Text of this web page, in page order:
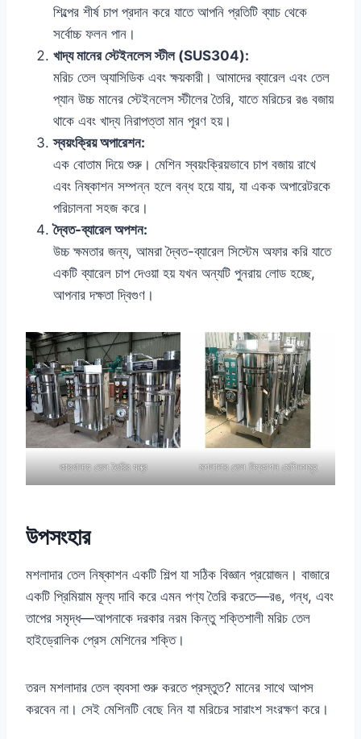
শিল্পের শীর্ষ চাপ প্রদান করে যাতে আপনি প্রতিটি ব্যাচ থেকে
সর্বোচ্চ ফলন পান।
খাদ্য মানের স্টেইনলেস স্টীল (SUS304):
মরিচ তেল অ্যাসিডিক এবং ক্ষয়কারী। আমাদের ব্যারেল এবং তেল
প্যান উচ্চ মানের স্টেইনলেস স্টীলের তৈরি, যাতে মরিচের রঙ বজায়
থাকে এবং খাদ্য নিরাপত্তা মান পূরণ হয়।
স্বয়ংক্রিয় অপারেশন:
এক বোতাম দিয়ে শুরু। মেশিন স্বয়ংক্রিয়ভাবে চাপ বজায় রাখে
এবং নিষ্কাশন সম্পন্ন হলে বন্ধ হয়ে যায়, যা একক অপারেটরকে
পরিচালনা সহজ করে।
দ্বৈত-ব্যারেল অপশন:
উচ্চ ক্ষমতার জন্য, আমরা দ্বৈত-ব্যারেল সিস্টেম অফার করি যাতে
একটি ব্যারেল চাপ দেওয়া হয় যখন অন্যটি পুনরায় লোড হচ্ছে,
আপনার দক্ষতা দ্বিগুণ।
কারখানায় তেল তৈরির যন্ত্র মশলাদার তেল নিষ্কাশন মেশিনসমূহ
উপসংহার
মশলাদার তেল নিষ্কাশন একটি শিল্প যা সঠিক বিজ্ঞান প্রয়োজন। বাজারে
একটি প্রিমিয়াম মূল্য দাবি করে এমন পণ্য তৈরি করতে—রঙ, গন্ধ, এবং
তাপের সমৃদ্ধ—আপনাকে দরকার নরম কিন্তু শক্তিশালী মরিচ তেল
হাইড্রোলিক প্রেস মেশিনের শক্তি।
তরল মশলাদার তেল ব্যবসা শুরু করতে প্রস্তুত? মানের সাথে আপস
করবেন না। সেই মেশিনটি বেছে নিন যা মরিচের সারাংশ সংরক্ষণ করে।